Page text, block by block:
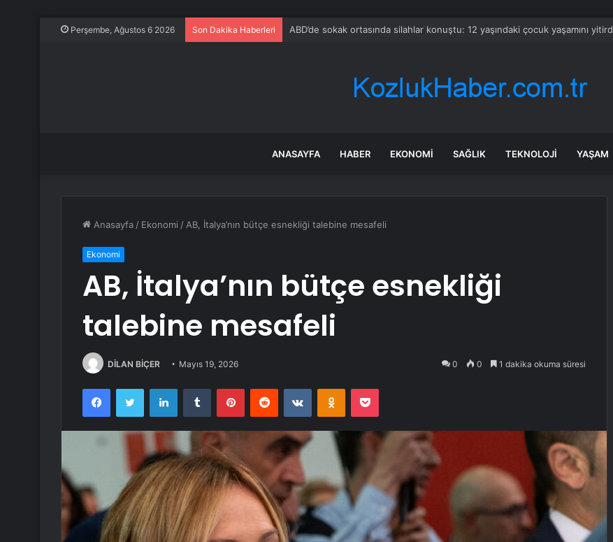
Perşembe, Ağustos 6 2026 Son Dakika Haberleri CHP’li başkan için AK Parti iddiası: İstifa edeceğim, Cumhurbaşkanına ilettik
ANASAYFA HABER EKONOMI SAĞLIK TEKNOLOJI YAŞAM
Anasayfa / Ekonomi / AB, İtalya’nın bütçe esnekliği talebine mesafeli
Ekonomi
AB, İtalya’nın bütçe esnekliği
talebine mesafeli
DİLAN BİÇER Mayıs 19, 2026 0 0 1 dakika okuma süresi
FacebookTwitter LinkedInTumblr PinterestReddit VKontakteOdnoklassniki
Pocket